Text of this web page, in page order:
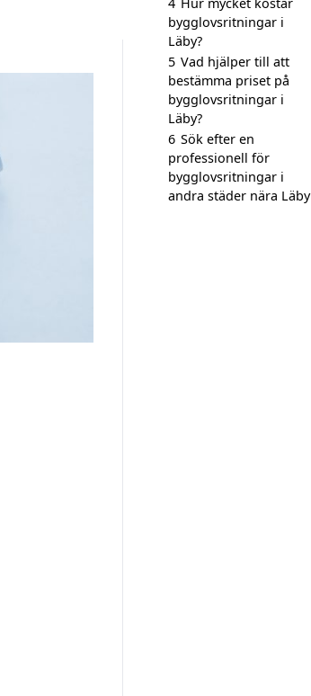
bygglovsritningar i
Läby?
5 Vad hjälper till att
bestämma priset på
bygglovsritningar i
Läby?
6 Sök efter en
professionell för
bygglovsritningar i
andra städer nära Läby